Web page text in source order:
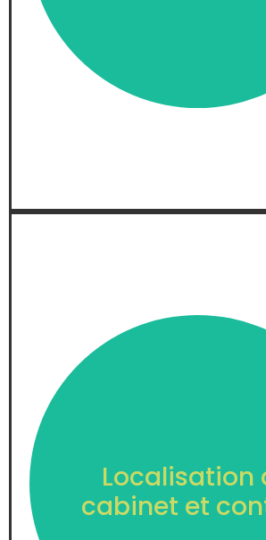
Localisation
cabinet et
SAINVILLE